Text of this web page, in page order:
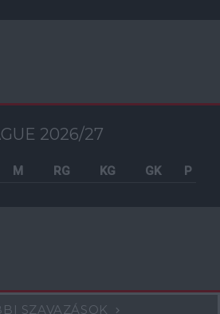
2026/27
M RG KG GK P
SZAVAZÁSOK